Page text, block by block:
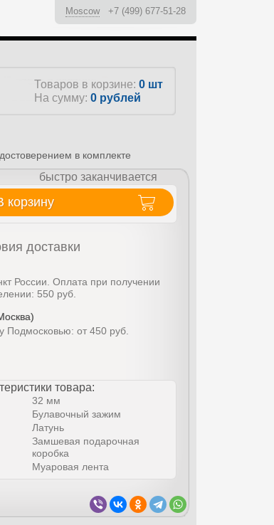
Moscow +7 (499) 677-51-28
Товаров в корзине: 0 шт
На сумму: 0 рублей
в комплекте
быстро заканчивается
корзину
доставки
России. Оплата при получении
550 руб.
от 450 руб.
товара:
32 мм
Булавочный зажим
Латунь
Замшевая подарочная
коробка
Муаровая лента